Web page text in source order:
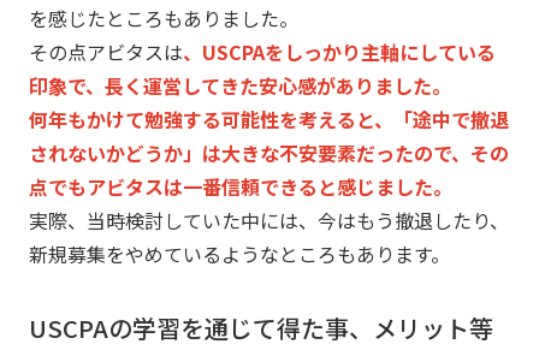
を感じたところもありました。
その点アビタスは、USCPAをしっかり主軸にしている
印象で、 長く運営してきた安心感がありました。
何年もかけて勉強する可能性を考えると、「途中で撤退
されないかどうか」は大きな不安要素だったので、 その
点でもアビタスは一番信頼できると感じました。
実際、当時検討していた中には、今はもう撤退したり、
新規募集をやめているようなところもあります。
USCPAの学習を通じて得た事、メリット等